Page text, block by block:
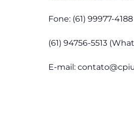
Fone: (61) 99977-4188
(61) 94756-5513
E-mail: